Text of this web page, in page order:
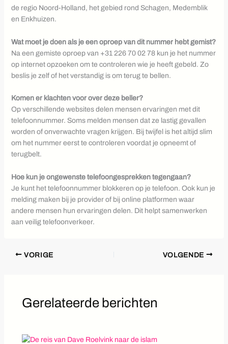
de regio Noord-Holland, het gebied rond Schagen, Medemblik
en Enkhuizen.
Wat moet je doen als je een oproep van dit nummer hebt gemist?
Na een gemiste oproep van +31 226 70 02 78 kun je het nummer
op internet opzoeken om te controleren wie je heeft gebeld. Zo
beslis je zelf of het verstandig is om terug te bellen.
Komen er klachten voor over deze beller?
Op verschillende websites delen mensen ervaringen met dit
telefoonnummer. Soms melden mensen dat ze lastig gevallen
worden of onverwachte vragen krijgen. Bij twijfel is het altijd slim
om het nummer eerst te controleren voordat je opneemt of
terugbelt.
Hoe kun je ongewenste telefoongesprekken tegengaan?
Je kunt het telefoonnummer blokkeren op je telefoon. Ook kun je
melding maken bij je provider of bij online platformen waar
andere mensen hun ervaringen delen. Dit helpt samenwerken
aan veilig telefoonverkeer.
VORIGE VOLGENDE
Gerelateerde berichten